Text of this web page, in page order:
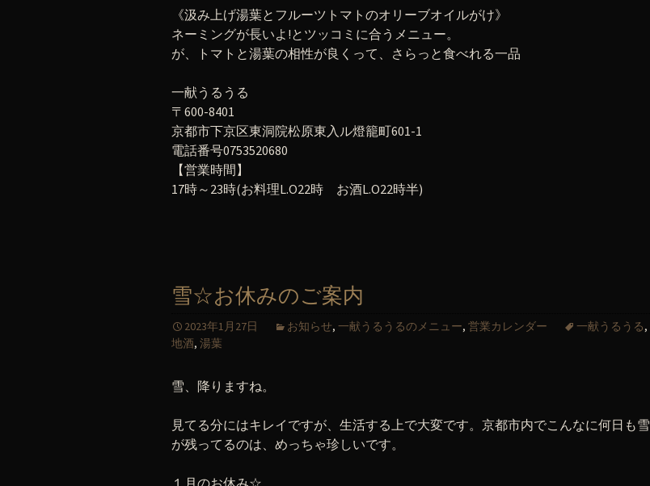
《汲み上げ湯葉とフルーツトマトのオリーブオイルがけ》
ネーミングが長いよ!とツッコミに合うメニュー。
が、トマトと湯葉の相性が良くって、さらっと食べれる一品
一献うるうる
〒600-8401
京都市下京区東洞院松原東入ル燈籠町601-1
電話番号0753520680
【営業時間】
17時～23時(お料理L.O22時 お酒L.O22時半)
雪☆お休みのご案内
2023年1月27日 お知らせ, 一献うるうるのメニュー, 営業カレンダー 一献うるうる,
地酒, 湯葉
雪、降りますね。
見てる分にはキレイですが、生活する上で大変です。京都市内でこんなに何日も雪
が残ってるのは、めっちゃ珍しいです。
１月のお休み☆